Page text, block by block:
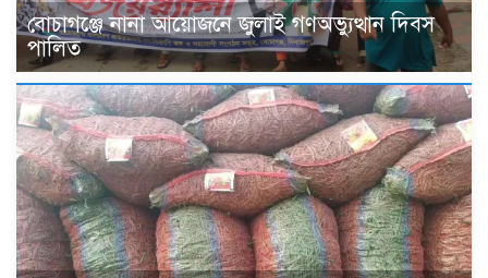
বোচাগঞ্জে নানা আয়োজনে জুলাই গণঅভ্যুত্থান দিবস
পালিত